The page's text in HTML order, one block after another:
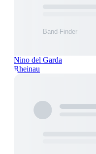
Nino del Garda
Rheinau